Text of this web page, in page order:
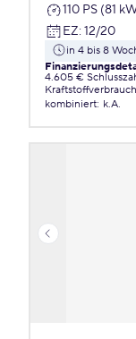
110 PS (81
EZ: 12/20
in 4 bis 8
4.605 €
kombiniert: k.A.